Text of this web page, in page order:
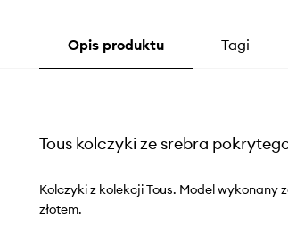
Opis produktu Tagi
Tous kolczyki ze srebra
Kolczyki z kolekcji Tous. Model
złotem.